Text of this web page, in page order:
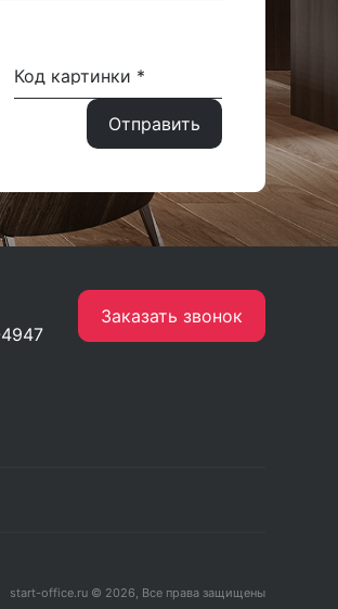
Заказать звонок
start-office.ru © 2026, Все права защищены